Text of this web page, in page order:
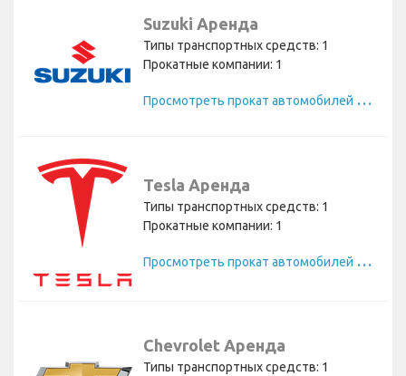
Suzuki Аренда
Типы транспортных средств: 1
Прокатные компании: 1
П
росмотреть прокат автомобилей Suzuki
Tesla Аренда
Типы транспортных средств: 1
Прокатные компании: 1
П
росмотреть прокат автомобилей Tesla
Chevrolet Аренда
Типы транспортных средств: 1